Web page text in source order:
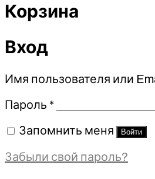
Корзина
Вход
Имя пользователя или
Пароль *Обязательно
Запомнить меня Войти
Забыли свой пароль?